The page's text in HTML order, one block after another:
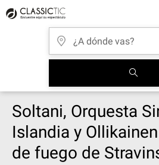
Soltani, Orquesta
Islandia y
de fuego de